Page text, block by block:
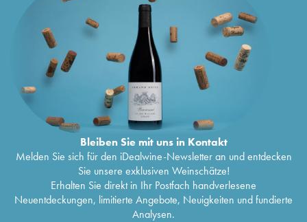
Bleiben Sie mit uns in Kontakt
Melden Sie sich für den iDealwine-Newsletter an und entdecken
Sie unsere exklusiven Weinschätze!
Erhalten Sie direkt in Ihr Postfach handverlesene
Neuentdeckungen, limitierte Angebote, Neuigkeiten und fundierte
Analysen.